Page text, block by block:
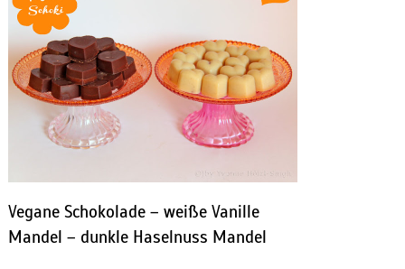
Vegane Schokolade – weiße Vanille
Mandel – dunkle Haselnuss Mandel